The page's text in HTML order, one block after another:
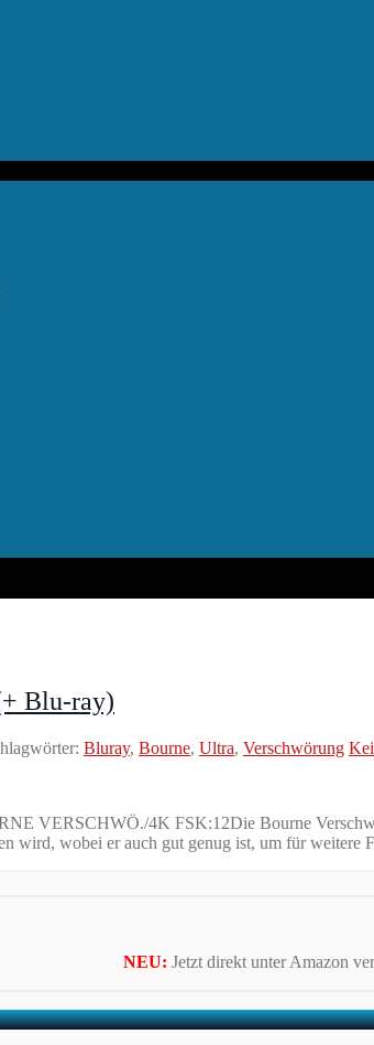
Blu-ray)
Bluray, Bourne, Ultra, Verschwörung
VERSCHWÖ./4K FSK:12Die Bourne
wird, wobei er auch gut genug ist, um für
NEU: Jetzt direkt unter Amazon